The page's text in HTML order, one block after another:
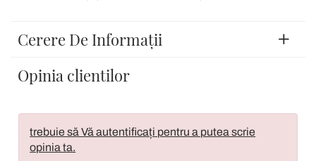
Cerere De Informații
Opinia clientilor
trebuie să Vă autentificați pentru a putea scrie
opinia ta.